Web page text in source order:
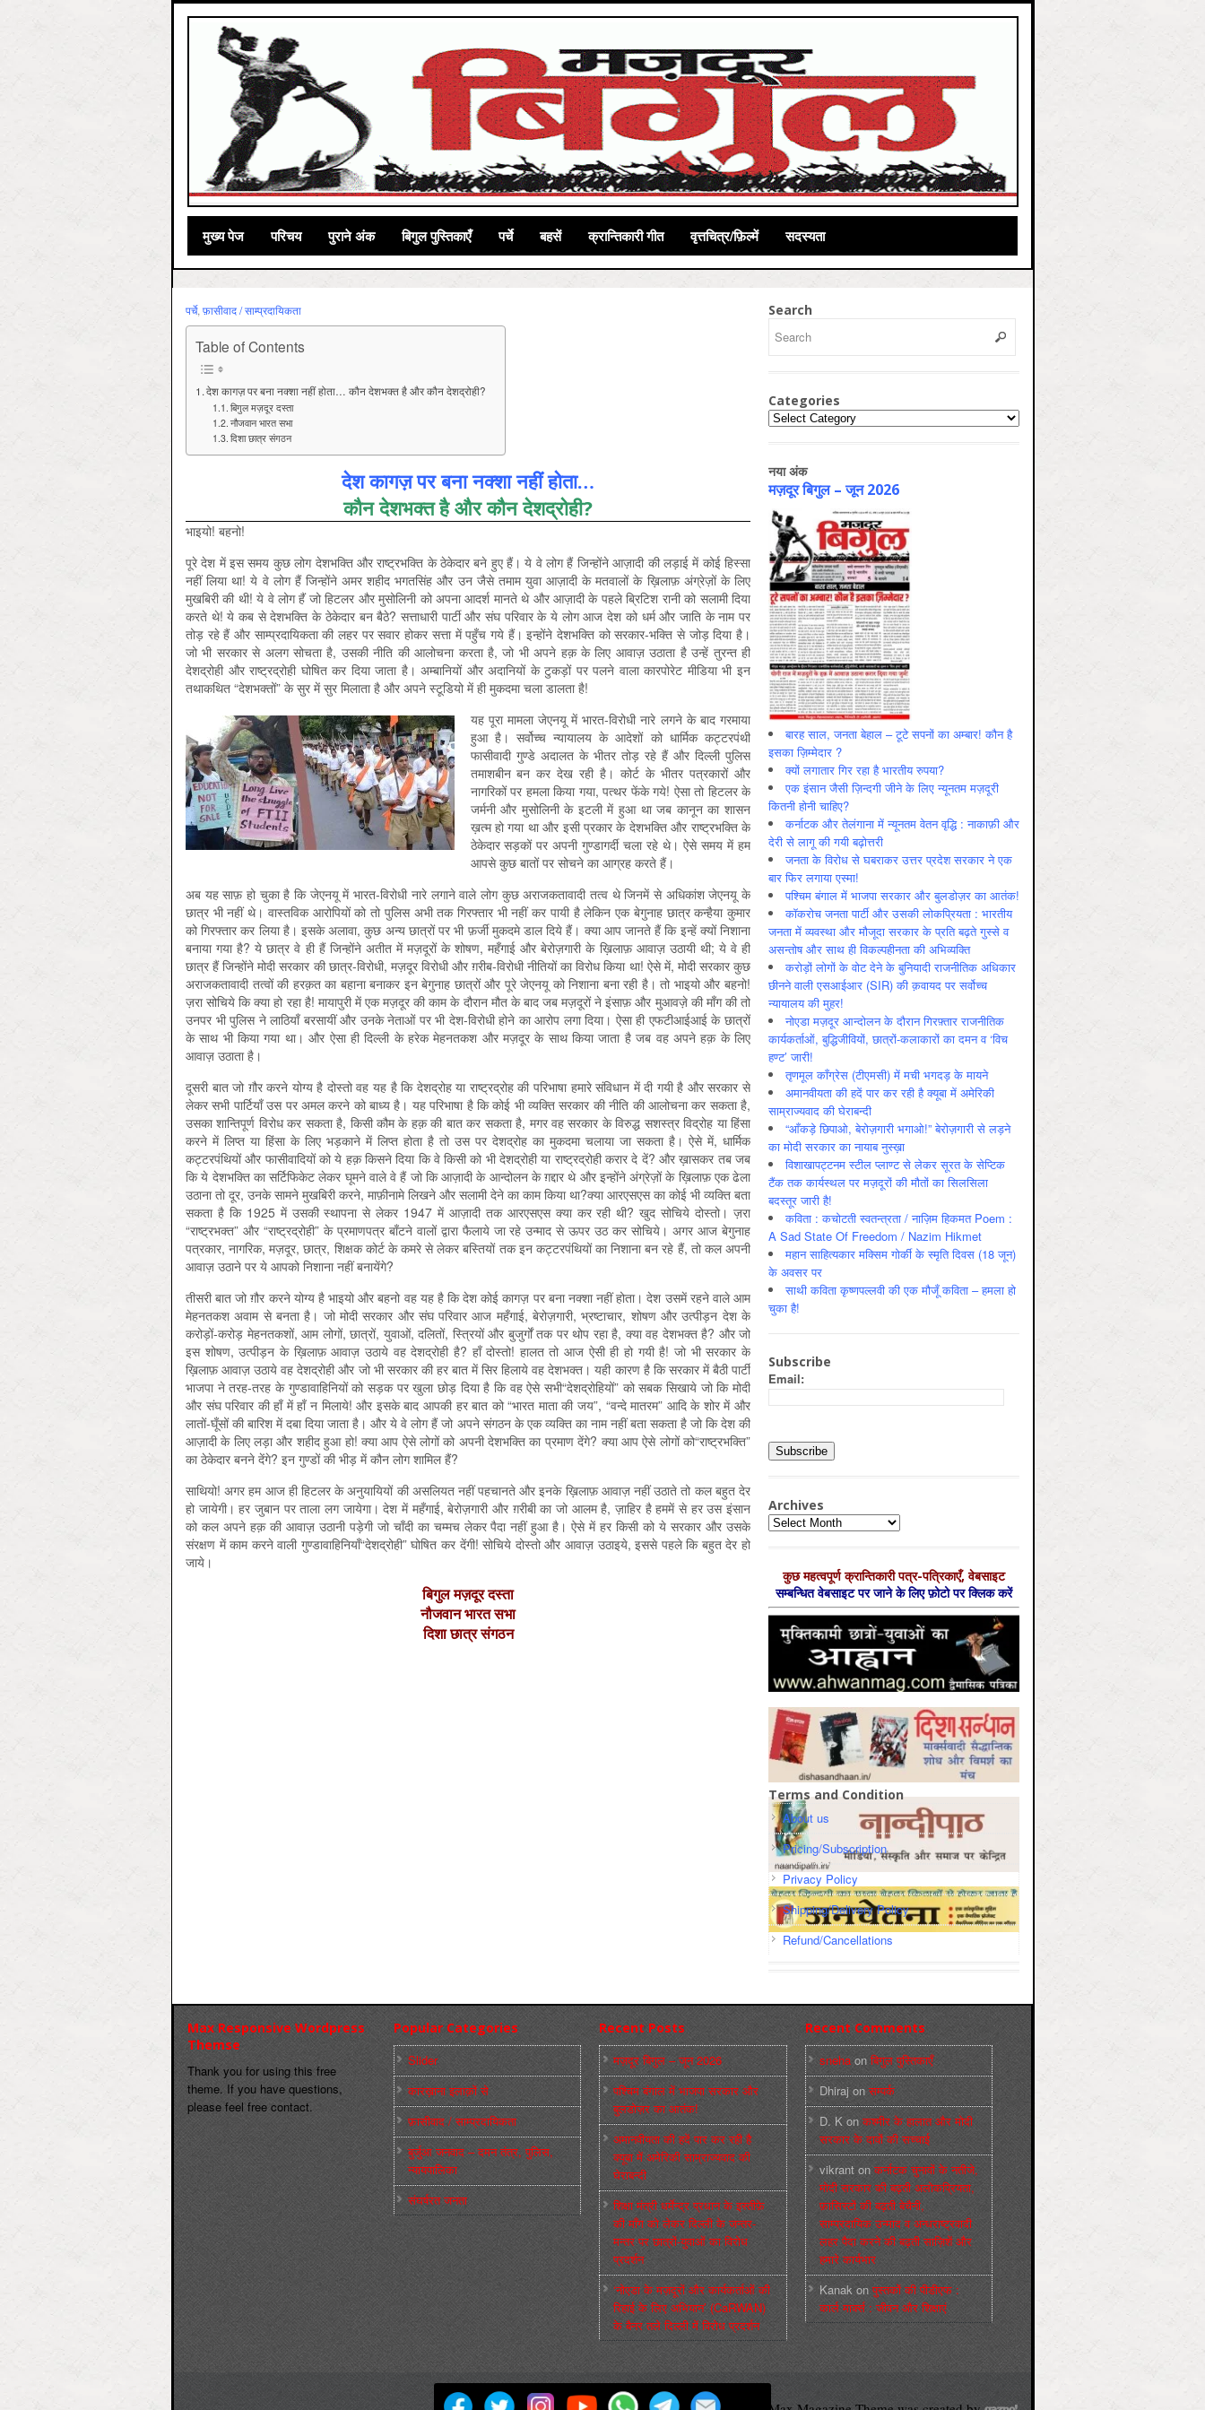
मुख्‍य पेज परिचय पुराने अंक बिगुल पुस्तिकाएँ पर्चे बहसें क्रान्तिकारी गीत वृत्तचित्र/फ़िल्में सदस्यता
पर्चे, फ़ासीवाद / साम्‍प्रदायिकता
Table of Contents
देश कागज़ पर बना नक्शा नहीं होता… कौन देशभक्त है और कौन देशद्रोही?
बिगुल मज़दूर दस्ता
नौजवान भारत सभा
दिशा छात्र संगठन
देश कागज़ पर बना नक्शा नहीं होता…
कौन देशभक्त है और कौन देशद्रोही?
भाइयो! बहनो!
पूरे देश में इस समय कुछ लोग देशभक्ति और राष्ट्रभक्ति के ठेकेदार बने हुए हैं। ये वे लोग हैं जिन्होंने आज़ादी की लड़ाई में कोई हिस्सा
नहीं लिया था! ये वे लोग हैं जिन्होंने अमर शहीद भगतसिंह और उन जैसे तमाम युवा आज़ादी के मतवालों के ख़िलाफ़ अंग्रेज़ों के लिए
मुखबिरी की थी! ये वे लोग हैं जो हिटलर और मुसोलिनी को अपना आदर्श मानते थे और आज़ादी के पहले ब्रिटिश रानी को सलामी दिया
करते थे! ये कब से देशभक्ति के ठेकेदार बन बैठे? सत्ताधारी पार्टी और संघ परिवार के ये लोग आज देश को धर्म और जाति के नाम पर
तोड़ रहे हैं और साम्प्रदायिकता की लहर पर सवार होकर सत्ता में पहुँच गये हैं। इन्होंने देशभक्ति को सरकार-भक्ति से जोड़ दिया है।
जो भी सरकार से अलग सोचता है, उसकी नीति की आलोचना करता है, जो भी अपने हक़ के लिए आवाज़ उठाता है उन्हें तुरन्त ही
देशद्रोही और राष्ट्रद्रोही घोषित कर दिया जाता है। अम्बानियों और अदानियों के टुकड़ों पर पलने वाला कारपोरेट मीडिया भी इन
तथाकथित “देशभक्तों” के सुर में सुर मिलाता है और अपने स्टूडियो में ही मुकदमा चला डालता है!
यह पूरा मामला जेएनयू में भारत-विरोधी नारे लगने के बाद गरमाया
हुआ है। सर्वोच्च न्यायालय के आदेशों को धार्मिक कट्टरपंथी
फासीवादी गुण्डे अदालत के भीतर तोड़ रहे हैं और दिल्ली पुलिस
तमाशबीन बन कर देख रही है। कोर्ट के भीतर पत्रकारों और
नागरिकों पर हमला किया गया, पत्थर फेंके गये! ऐसा तो हिटलर के
जर्मनी और मुसोलिनी के इटली में हुआ था जब कानून का शासन
ख़त्म हो गया था और इसी प्रकार के देशभक्ति और राष्ट्रभक्ति के
ठेकेदार सड़कों पर अपनी गुण्डागर्दी चला रहे थे। ऐसे समय में हम
आपसे कुछ बातों पर सोचने का आग्रह करते हैं।
अब यह साफ़ हो चुका है कि जेएनयू में भारत-विरोधी नारे लगाने वाले लोग कुछ अराजकतावादी तत्व थे जिनमें से अधिकांश जेएनयू के
छात्र भी नहीं थे। वास्तविक आरोपियों को तो पुलिस अभी तक गिरफ्तार भी नहीं कर पायी है लेकिन एक बेगुनाह छात्र कन्हैया कुमार
को गिरफ्तार कर लिया है। इसके अलावा, कुछ अन्य छात्रों पर भी फ़र्जी मुकदमे डाल दिये हैं। क्या आप जानते हैं कि इन्हें क्यों निशाना
बनाया गया है? ये छात्र वे ही हैं जिन्होंने अतीत में मज़दूरों के शोषण, महँगाई और बेरोज़गारी के ख़िलाफ़ आवाज़ उठायी थी; ये वे ही
छात्र हैं जिन्होंने मोदी सरकार की छात्र-विरोधी, मज़दूर विरोधी और ग़रीब-विरोधी नीतियों का विरोध किया था! ऐसे में, मोदी सरकार कुछ
अराजकतावादी तत्वों की हरक़त का बहाना बनाकर इन बेगुनाह छात्रों और पूरे जेएनयू को निशाना बना रही है। तो भाइयो और बहनो!
ज़रा सोचिये कि क्या हो रहा है! मायापुरी में एक मज़दूर की काम के दौरान मौत के बाद जब मज़दूरों ने इंसाफ़ और मुआवज़े की माँग की तो
उनपर भी पुलिस ने लाठियाँ बरसायीं और उनके नेताओं पर भी देश-विरोधी होने का आरोप लगा दिया। ऐसा ही एफटीआईआई के छात्रों
के साथ भी किया गया था। और ऐसा ही दिल्ली के हरेक मेहनतकश और मज़दूर के साथ किया जाता है जब वह अपने हक़ के लिए
आवाज़ उठाता है।
दूसरी बात जो ग़ौर करने योग्य है दोस्तो वह यह है कि देशद्रोह या राष्ट्रद्रोह की परिभाषा हमारे संविधान में दी गयी है और सरकार से
लेकर सभी पार्टियाँ उस पर अमल करने को बाध्य है। यह परिभाषा है कि कोई भी व्यक्ति सरकार की नीति की आलोचना कर सकता है,
उसका शान्तिपूर्ण विरोध कर सकता है, किसी कौम के हक़ की बात कर सकता है, मगर वह सरकार के विरुद्ध सशस्त्र विद्रोह या हिंसा
करने में लिप्त या हिंसा के लिए भड़काने में लिप्त होता है तो उस पर देशद्रोह का मुकदमा चलाया जा सकता है। ऐसे में, धार्मिक
कट्टरपंथियों और फासीवादियों को ये हक़ किसने दिया कि वे किसी को भी देशद्रोही या राष्ट्रद्रोही करार दे दें? और ख़ासकर तब जब
कि ये देशभक्ति का सर्टिफिकेट लेकर घूमने वाले वे हैं जो कि आज़ादी के आन्दोलन के ग़द्दार थे और इन्होंने अंग्रेज़ों के ख़िलाफ़ एक ढेला
उठाना तो दूर, उनके सामने मुखबिरी करने, माफ़ीनामे लिखने और सलामी देने का काम किया था?क्या आरएसएस का कोई भी व्यक्ति बता
सकता है कि 1925 में उसकी स्थापना से लेकर 1947 में आज़ादी तक आरएसएस क्या कर रही थी? खुद सोचिये दोस्तो। ज़रा
“राष्‍ट्रभक्त” और “राष्‍ट्रद्रोही” के प्रमाणपत्र बाँटने वालों द्वारा फैलाये जा रहे उन्माद से ऊपर उठ कर सोचिये। अगर आज बेगुनाह
पत्रकार, नागरिक, मज़दूर, छात्र, शिक्षक कोर्ट के कमरे से लेकर बस्तियों तक इन कट्टरपंथियों का निशाना बन रहे हैं, तो कल अपनी
आवाज़ उठाने पर ये आपको निशाना नहीं बनायेंगे?
तीसरी बात जो ग़ौर करने योग्य है भाइयो और बहनो वह यह है कि देश कोई कागज़ पर बना नक्शा नहीं होता। देश उसमें रहने वाले आम
मेहनतकश अवाम से बनता है। जो मोदी सरकार और संघ परिवार आज महँगाई, बेरोज़गारी, भ्रष्टाचार, शोषण और उत्पीड़न देश के
करोड़ों-करोड़ मेहनतकशों, आम लोगों, छात्रों, युवाओं, दलितों, स्त्रियों और बुजुर्गों तक पर थोप रहा है, क्या वह देशभक्त है? और जो
इस शोषण, उत्पीड़न के ख़िलाफ़ आवाज़ उठाये वह देशद्रोही है? हाँ दोस्तो! हालत तो आज ऐसी ही हो गयी है! जो भी सरकार के
ख़िलाफ़ आवाज़ उठाये वह देशद्रोही और जो भी सरकार की हर बात में सिर हिलाये वह देशभक्त। यही कारण है कि सरकार में बैठी पार्टी
भाजपा ने तरह-तरह के गुण्डावाहिनियों को सड़क पर खुला छोड़ दिया है कि वह ऐसे सभी“देशद्रोहियों” को सबक सिखाये जो कि मोदी
और संघ परिवार की हाँ में हाँ न मिलाये! और इसके बाद आपकी हर बात को “भारत माता की जय”, “वन्दे मातरम” आदि के शोर में और
लातों-घूँसों की बारिश में दबा दिया जाता है। और ये वे लोग हैं जो अपने संगठन के एक व्यक्ति का नाम नहीं बता सकता है जो कि देश की
आज़ादी के लिए लड़ा और शहीद हुआ हो! क्या आप ऐसे लोगों को अपनी देशभक्ति का प्रमाण देंगे? क्या आप ऐसे लोगों को“राष्‍ट्रभक्ति”
का ठेकेदार बनने देंगे? इन गुण्डों की भीड़ में कौन लोग शामिल हैं?
साथियो! अगर हम आज ही हिटलर के अनुयायियों की असलियत नहीं पहचानते और इनके ख़िलाफ़ आवाज़ नहीं उठाते तो कल बहुत देर
हो जायेगी। हर जुबान पर ताला लग जायेगा। देश में महँगाई, बेरोज़गारी और ग़रीबी का जो आलम है, ज़ाहिर है हममें से हर उस इंसान
को कल अपने हक़ की आवाज़ उठानी पड़ेगी जो चाँदी का चम्मच लेकर पैदा नहीं हुआ है। ऐसे में हर किसी को ये सरकार और उसके
संरक्षण में काम करने वाली गुण्डावाहिनियाँ“देशद्रोही” घोषित कर देंगी! सोचिये दोस्तो और आवाज़ उठाइये, इससे पहले कि बहुत देर हो
जाये।
बिगुल मज़दूर दस्ता
नौजवान भारत सभा
दिशा छात्र संगठन
Search
Categories
Categories
नया अंक
मज़दूर बिगुल – जून 2026
बारह साल, जनता बेहाल – टूटे सपनों का अम्बार! कौन है
इसका ज़िम्मेदार ?
क्यों लगातार गिर रहा है भारतीय रुपया?
एक इंसान जैसी ज़िन्दगी जीने के लिए न्यूनतम मज़दूरी
कितनी होनी चाहिए?
कर्नाटक और तेलंगाना में न्यूनतम वेतन वृद्धि : नाकाफ़ी और
देरी से लागू की गयी बढ़ोत्तरी
जनता के विरोध से घबराकर उत्तर प्रदेश सरकार ने एक
बार फिर लगाया एस्मा!
पश्चिम बंगाल में भाजपा सरकार और बुलडोज़र का आतंक!
कॉकरोच जनता पार्टी और उसकी लोकप्रियता : भारतीय
जनता में व्‍यवस्‍था और मौजूदा सरकार के प्रति बढ़ते गुस्‍से व
असन्‍तोष और साथ ही विकल्‍पहीनता की अभिव्‍यक्ति
करोड़ों लोगों के वोट देने के बुनियादी राजनीतिक अधिकार
छीनने वाली एसआईआर (SIR) की क़वायद पर सर्वोच्च
न्यायालय की मुहर!
नोएडा मज़दूर आन्दोलन के दौरान गिरफ़्तार राजनीतिक
कार्यकर्ताओं, बुद्धिजीवियों, छात्रों-कलाकारों का दमन व ‘विच
हण्ट’ जारी!
तृणमूल काँग्रेस (टीएमसी) में मची भगदड़ के मायने
अमानवीयता की हदें पार कर रही है क्यूबा में अमेरिकी
साम्राज्यवाद की घेराबन्दी
“आँकड़े छिपाओ, बेरोज़गारी भगाओ!” बेरोज़गारी से लड़ने
का मोदी सरकार का नायाब नुस्ख़ा
विशाखापट्टनम स्टील प्लाण्ट से लेकर सूरत के सेप्टिक
टैंक तक कार्यस्थल पर मज़दूरों की मौतों का सिलसिला
बदस्तूर जारी है!
कविता : कचोटती स्वतन्त्रता / नाज़िम हिकमत Poem :
A Sad State Of Freedom / Nazim Hikmet
महान साहित्यकार मक्सिम गोर्की के स्मृति दिवस (18 जून)
के अवसर पर
साथी कविता कृष्णपल्लवी की एक मौजूँ कविता – हमला हो
चुका है!
Subscribe
Email:
Archives
Archives
कुछ महत्‍वपूर्ण क्रान्तिकारी पत्र-पत्रिकाएँ, वेबसाइट
सम्‍बन्धित वेबसाइट पर जाने के लिए फ़ोटो पर क्लिक करें
Terms and Condition
About us
Pricing/Subscription
Privacy Policy
Shipping/Delivery Policy
Refund/Cancellations
Max Responsive Wordpress
Themse
Thank you for using this free
theme. If you have questions,
please feel free contact.
Popular Categories
Slider
कारख़ाना इलाक़ों से
फ़ासीवाद / साम्‍प्रदायिकता
बुर्जुआ जनवाद – दमन तंत्र, पुलिस,
न्‍यायपालिका
संघर्षरत जनता
Recent Posts
मज़दूर बिगुल – जून 2026
पश्चिम बंगाल में भाजपा सरकार और
बुलडोज़र का आतंक!
अमानवीयता की हदें पार कर रही है
क्यूबा में अमेरिकी साम्राज्यवाद की
घेराबन्दी
शिक्षा मंत्री धर्मेन्द्र प्रधान के इस्तीफ़े
की माँग को लेकर दिल्ली के जन्तर-
मन्तर पर छात्रों-युवाओं का विरोध
प्रदर्शन
‘नोएडा के मज़दूरों और कार्यकर्ताओं की
रिहाई के लिए अभियान’ (CaRWAN)
के बैनर तले दिल्ली में विरोध प्रदर्शन
Recent Comments
snehaonबिगुल पुस्तिकाएँ
Dhirajon सम्पर्क
D. Konकश्मीर के हालात और मोदी
सरकार के दावों की सच्चाई
vikrantonकर्नाटक चुनावों के नतीजे,
मोदी सरकार की बढ़ती अलोकप्रियता,
फ़ासिस्टों की बढ़ती बेचैनी,
साम्प्रदायिक उन्माद व अन्धराष्ट्रवादी
लहर पैदा करने की बढ़ती साज़िशें और
हमारे कार्यभार
Kanakonपुस्‍तकों की पीडीएफ :
कार्ल मार्क्‍स : जीवन और शिक्षाएं
मज़दूर बिगुल Powered by
WordPress